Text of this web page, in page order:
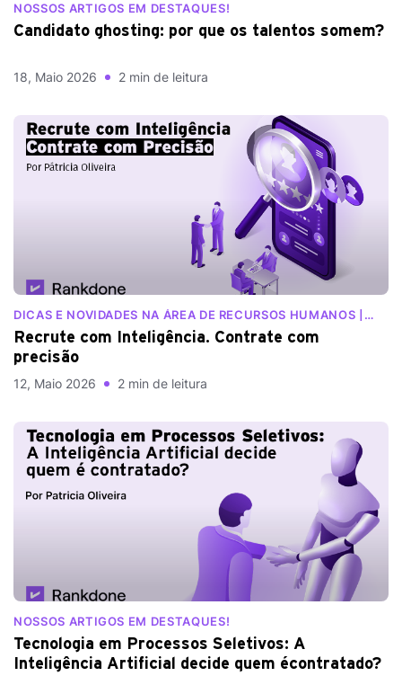
NOSSOS ARTIGOS EM DESTAQUES!
Candidato ghosting: por que os talentos somem?
18, Maio 2026 2 min de leitura
DICAS E NOVIDADES NA ÁREA DE RECURSOS HUMANOS |
Recrute com Inteligência. Contrate com
precisão
12, Maio 2026 2 min de leitura
NOSSOS ARTIGOS EM DESTAQUES!
Tecnologia em Processos Seletivos: A
Inteligência Artificial decide quem écontratado?